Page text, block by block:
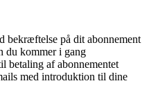
bekræftelse på dit abonnement
du kommer i gang
betaling af abonnementet
med introduktion til dine